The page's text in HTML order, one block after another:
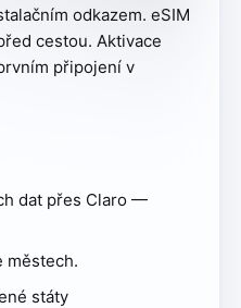
odkazem. eSIM
cestou. Aktivace
připojení v
dat přes Claro —
městech.
státy